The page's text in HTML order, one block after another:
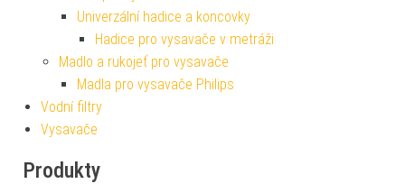
Univerzální hadice a koncovky
Hadice pro vysavače v metráži
Madlo a rukojeť pro vysavače
Madla pro vysavače Philips
Vodní filtry
Vysavače
Produkty